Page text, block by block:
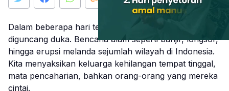
Dalam beberapa hari terakhir, Indonesia kembali
diguncang duka. Bencana alam seperti banjir, longsor,
hingga erupsi melanda sejumlah wilayah di Indonesia.
Kita menyaksikan keluarga kehilangan tempat tinggal,
mata pencaharian, bahkan orang-orang yang mereka
cintai.
Mute